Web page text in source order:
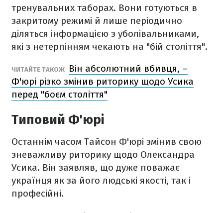
тренувальних таборах. Вони готуються в
закритому режимі й лише періодично
діляться інформацією з уболівальниками,
які з нетерпінням чекають на "бій століття".
ЧИТАЙТЕ ТАКОЖ
Він абсолютний вбивця, –
Ф'юрі різко змінив риторику щодо Усика
перед "боєм століття"
Типовий Ф'юрі
Останнім часом Тайсон Ф'юрі змінив свою
зневажливу риторику щодо Олександра
Усика. Він заявляв, що дуже поважає
українця як за його людські якості, так і
професійні.